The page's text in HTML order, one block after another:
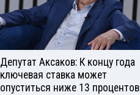
Депутат Аксаков: К концу года
ключевая ставка может
опуститься ниже 13 процентов